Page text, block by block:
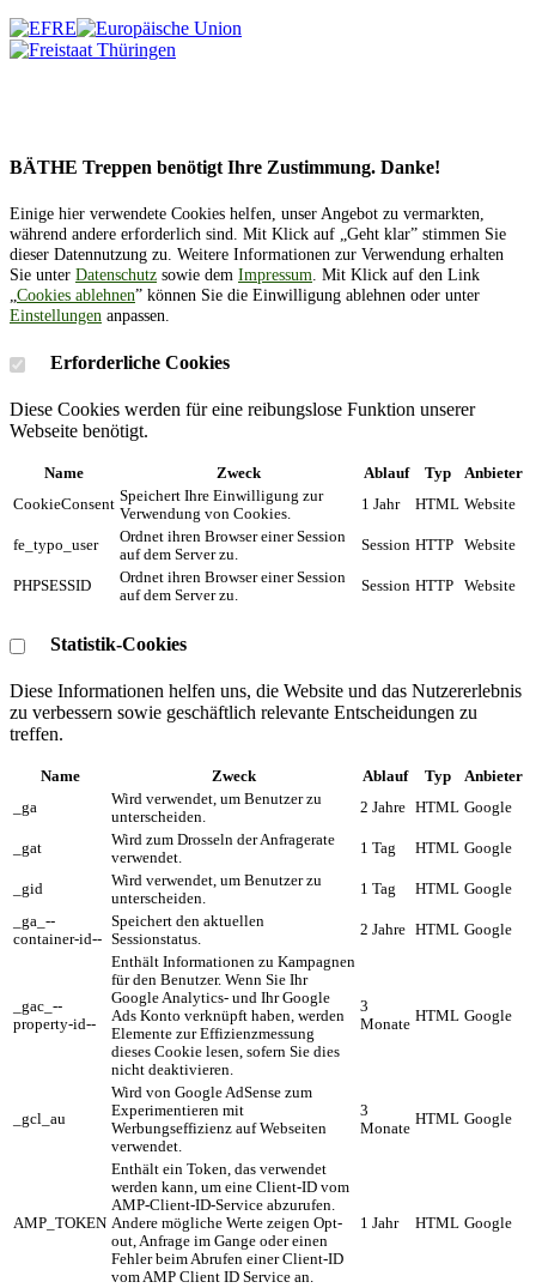
BÄTHE Treppen benötigt Ihre Zustimmung. Danke!
Einige hier verwendete Cookies helfen, unser Angebot zu vermarkten,
während andere erforderlich sind. Mit Klick auf „Geht klar” stimmen Sie
dieser Datennutzung zu. Weitere Informationen zur Verwendung erhalten
Sie unter Datenschutz sowie dem Impressum. Mit Klick auf den Link
„Cookies ablehnen” können Sie die Einwilligung ablehnen oder unter
Einstellungen anpassen.
Erforderliche Cookies
Diese Cookies werden für eine reibungslose Funktion unserer
Webseite benötigt.
Name Zweck Ablauf Typ
Anbieter
CookieConsent Speichert Ihre Einwilligung zur
Verwendung von Cookies.
1 Jahr HTML Website
fe_typo_user
Ordnet ihren Browser einer Session
auf dem Server zu.
Session HTTP Website
PHPSESSID
Ordnet ihren Browser einer Session
auf dem Server zu.
Session HTTP Website
Statistik-Cookies
Diese Informationen helfen uns, die Website und das Nutzererlebnis
zu verbessern sowie geschäftlich relevante Entscheidungen zu
treffen.
Name Zweck Ablauf Typ
Anbieter
_ga
Wird verwendet, um Benutzer zu
unterscheiden.
2 Jahre HTML Google
_gat
Wird zum Drosseln der Anfragerate
verwendet.
1 Tag HTML Google
_gid
Wird verwendet, um Benutzer zu
unterscheiden.
1 Tag HTML Google
_ga_--
container-id--
Speichert den aktuellen
Sessionstatus.
2 Jahre HTML Google
_gac_--
property-id--
Enthält Informationen zu Kampagnen
für den Benutzer. Wenn Sie Ihr
Google Analytics- und Ihr Google
Ads Konto verknüpft haben, werden
Elemente zur Effizienzmessung
dieses Cookie lesen, sofern Sie dies
nicht deaktivieren.
3
Monate HTML Google
_gcl_au
Wird von Google AdSense zum
Experimentieren mit
Werbungseffizienz auf Webseiten
verwendet.
3
Monate
HTML Google
AMP_TOKEN
Enthält ein Token, das verwendet
werden kann, um eine Client-ID vom
AMP-Client-ID-Service abzurufen.
Andere mögliche Werte zeigen Opt-
out, Anfrage im Gange oder einen
Fehler beim Abrufen einer Client-ID
vom AMP Client ID Service an.
1 Jahr HTML Google